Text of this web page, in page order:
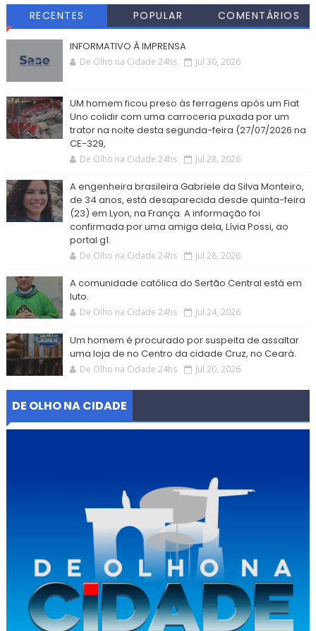
RECENTES POPULAR COMENTÁRIOS
INFORMATIVO À IMPRENSA
De Olho na Cidade 24hs Jul 30, 2026
UM homem ficou preso às ferragens após um Fiat
Uno colidir com uma carroceria puxada por um
trator na noite desta segunda-feira (27/07/2026 na
CE-329,
De Olho na Cidade 24hs Jul 28, 2026
A engenheira brasileira Gabriele da Silva Monteiro,
de 34 anos, está desaparecida desde quinta-feira
(23) em Lyon, na França. A informação foi
confirmada por uma amiga dela, Lívia Possi, ao
portal g1.
De Olho na Cidade 24hs Jul 28, 2026
A comunidade católica do Sertão Central está em
luto.
De Olho na Cidade 24hs Jul 24, 2026
Um homem é procurado por suspeita de assaltar
uma loja de no Centro da cidade Cruz, no Ceará.
De Olho na Cidade 24hs Jul 20, 2026
DE OLHO NA CIDADE